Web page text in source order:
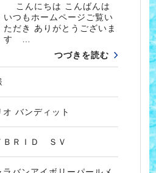
こんにちは こんばんは
いつもホームページご覧い
ただき ありがとうございま
す …
つづきを読む
オ バンディット
ＢＲＩＤ ＳＶ